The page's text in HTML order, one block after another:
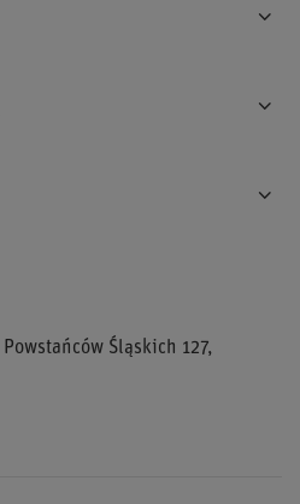
Powstańców Śląskich 127,